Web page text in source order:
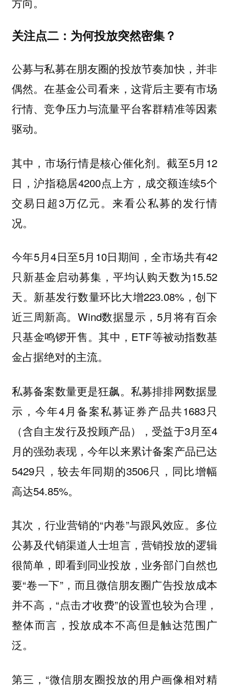
关注点二：为何投放突然密集？
公募与私募在朋友圈的投放节奏加快，并非
偶然。在基金公司看来，这背后主要有市场
行情、竞争压力与流量平台客群精准等因素
驱动。
其中，市场行情是核心催化剂。截至5月12
日，沪指稳居4200点上方，成交额连续5个
交易日超3万亿元。来看公私募的发行情
况。
今年5月4日至5月10日期间，全市场共有42
只新基金启动募集，平均认购天数为15.52
天。新基发行数量环比大增223.08%，创下
近三周新高。Wind数据显示，5月将有百余
只基金鸣锣开售。其中，ETF等被动指数基
金占据绝对的主流。
私募备案数量更是狂飙。私募排排网数据显
示，今年4月备案私募证券产品共1683只
（含自主发行及投顾产品），受益于3月至4
月的强劲表现，今年以来累计备案产品已达
5429只，较去年同期的3506只，同比增幅
高达54.85%。
其次，行业营销的“内卷”与跟风效应。多位
公募及代销渠道人士坦言，营销投放的逻辑
很简单，即看到同业投放，业务部门自然也
要“卷一下”，而且微信朋友圈广告投放成本
并不高，“点击才收费”的设置也较为合理，
整体而言，投放成本不高但是触达范围广
泛。
第三，“微信朋友圈投放的用户画像相对精